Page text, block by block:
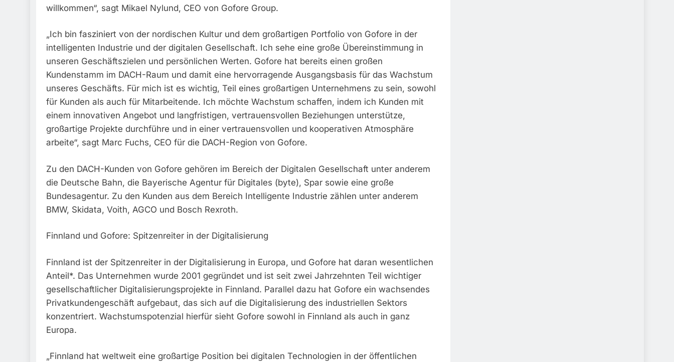
willkommen“, sagt Mikael Nylund, CEO von Gofore Group.
„Ich bin fasziniert von der nordischen Kultur und dem großartigen Portfolio von Gofore in der
intelligenten Industrie und der digitalen Gesellschaft. Ich sehe eine große Übereinstimmung in
unseren Geschäftszielen und persönlichen Werten. Gofore hat bereits einen großen
Kundenstamm im DACH-Raum und damit eine hervorragende Ausgangsbasis für das Wachstum
unseres Geschäfts. Für mich ist es wichtig, Teil eines großartigen Unternehmens zu sein, sowohl
für Kunden als auch für Mitarbeitende. Ich möchte Wachstum schaffen, indem ich Kunden mit
einem innovativen Angebot und langfristigen, vertrauensvollen Beziehungen unterstütze,
großartige Projekte durchführe und in einer vertrauensvollen und kooperativen Atmosphäre
arbeite“, sagt Marc Fuchs, CEO für die DACH-Region von Gofore.
Zu den DACH-Kunden von Gofore gehören im Bereich der Digitalen Gesellschaft unter anderem
die Deutsche Bahn, die Bayerische Agentur für Digitales (byte), Spar sowie eine große
Bundesagentur. Zu den Kunden aus dem Bereich Intelligente Industrie zählen unter anderem
BMW, Skidata, Voith, AGCO und Bosch Rexroth.
Finnland und Gofore: Spitzenreiter in der Digitalisierung
Finnland ist der Spitzenreiter in der Digitalisierung in Europa, und Gofore hat daran wesentlichen
Anteil*. Das Unternehmen wurde 2001 gegründet und ist seit zwei Jahrzehnten Teil wichtiger
gesellschaftlicher Digitalisierungsprojekte in Finnland. Parallel dazu hat Gofore ein wachsendes
Privatkundengeschäft aufgebaut, das sich auf die Digitalisierung des industriellen Sektors
konzentriert. Wachstumspotenzial hierfür sieht Gofore sowohl in Finnland als auch in ganz
Europa.
„Finnland hat weltweit eine großartige Position bei digitalen Technologien in der öffentlichen